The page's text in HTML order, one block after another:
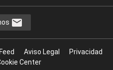
Aviso Legal
Privacidad
Center